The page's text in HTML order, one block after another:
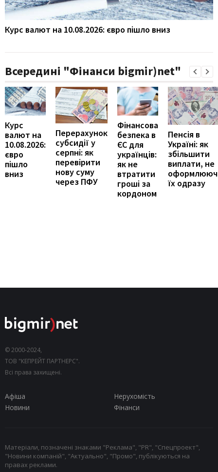
Курс валют на 10.08.2026: євро пішло вниз
Всередині "Фінанси bigmir)net"
Курс
валют на
10.08.2026:
євро
пішло
вниз
Перерахунок
субсидії у
серпні: як
перевірити
нову суму
через ПФУ
Фінансова
безпека в
ЄС для
українців:
як не
втратити
гроші за
кордоном
Пенсія в
Україні: як
збільшити
виплати, не
їх одразу
© 2000-2024,
ТОВ "КЕПРЕЙТ ПАРТНЕРС".
Всі права захищені.
Афіша
Нерухомість
Новини
Фінанси
Матеріали, позначені знаками "Реклама", "PR", "Спецпроект",
"Новини компаній", "Актуально", "Промо", публікуються на
правах реклами.